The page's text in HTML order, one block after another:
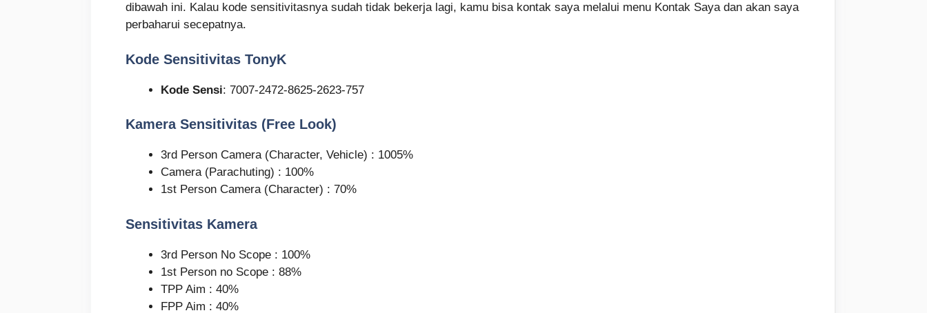
dibawah ini. Kalau kode sensitivitasnya sudah tidak bekerja lagi, kamu bisa kontak saya melalui menu Kontak Saya dan akan saya
perbaharui secepatnya.
Kode Sensitivitas TonyK
Kode Sensi: 7007-2472-8625-2623-757
Kamera Sensitivitas (Free Look)
3rd Person Camera (Character, Vehicle) : 1005%
Camera (Parachuting) : 100%
1st Person Camera (Character) : 70%
Sensitivitas Kamera
3rd Person No Scope : 100%
1st Person no Scope : 88%
TPP Aim : 40%
FPP Aim : 40%